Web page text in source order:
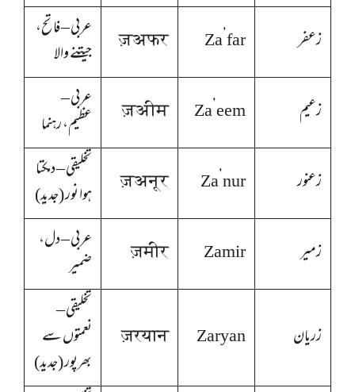
زعفر
Za’far
ज़अफर
عربی – فاتح،
جیتنے والا
زعیم
Za’eem
ज़अीम
عربی –
عظیم، رہنما
زعنور
Za’nur
ज़अनूर
تخلیقی – دمکتا
ہوا نور (جدید)
زمیر
Zamir
ज़मीर
عربی – دل،
ضمیر
زریان Zaryan
ज़रयान
تخلیقی –
نعمتوں سے
بھرپور (جدید)